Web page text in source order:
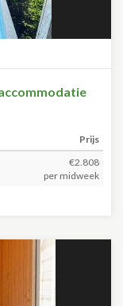
Prijs
€2.808
per midweek